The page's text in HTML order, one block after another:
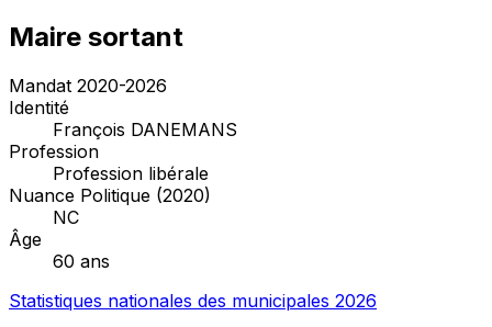
Maire sortant
Mandat 2020-2026
Identité
François DANEMANS
Profession
Profession libérale
Nuance Politique (2020)
NC
Âge
60 ans
Statistiques nationales des municipales 2026